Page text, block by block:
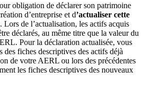
obligation de déclarer son patrimoine
d’entreprise et d’actualiser cette
. Lors de l’actualisation, les actifs acquis
déclarés, au même titre que la valeur du
Pour la déclaration actualisée, vous
des fiches descriptives des actifs déjà
de votre AERL ou lors des précédentes
les fiches descriptives des nouveaux